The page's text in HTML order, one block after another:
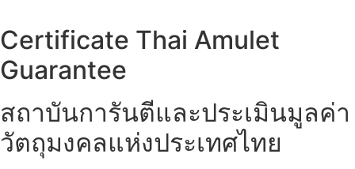
Certificate Thai Amulet
Guarantee
สถาบันการันตีและประเมินมูลค่า
วัตถุมงคลแห่งประเทศไทย